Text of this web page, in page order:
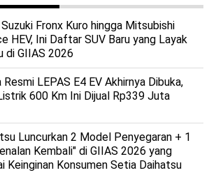
Fronx Kuro hingga Mitsubishi
HEV, Ini Daftar SUV Baru yang Layak
di GIIAS 2026
Resmi LEPAS E4 EV Akhirnya Dibuka,
600 Km Ini Dijual Rp339 Juta
Luncurkan 2 Model Penyegaran + 1
Kembali" di GIIAS 2026 yang
Keinginan Konsumen Setia Daihatsu